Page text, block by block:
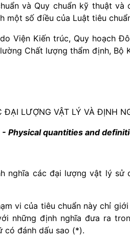
và Quy chuẩn kỹ thuật
một số điều của Luật tiêu chuẩ
Viện Kiến trúc, Quy hoạch
Chất lượng thẩm định, Bộ
ĐẠI LƯỢNG VẬT LÝ VÀ ĐỊNH
Physical quantities and
nghĩa các đại lượng vật lý
vi của tiêu chuẩn này chỉ giới
ới những định nghĩa đưa ra
có đánh dấu sao (*).